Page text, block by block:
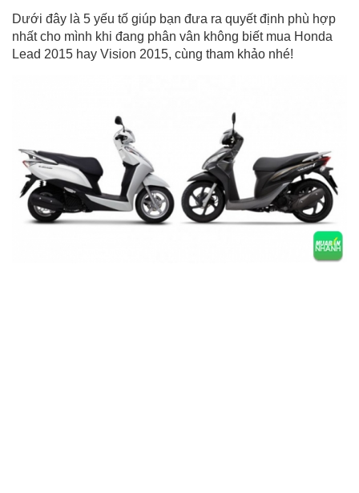
Dưới đây là 5 yếu tố giúp bạn đưa ra quyết định phù hợp
nhất cho mình khi đang phân vân không biết mua Honda
Lead 2015 hay Vision 2015, cùng tham khảo nhé!